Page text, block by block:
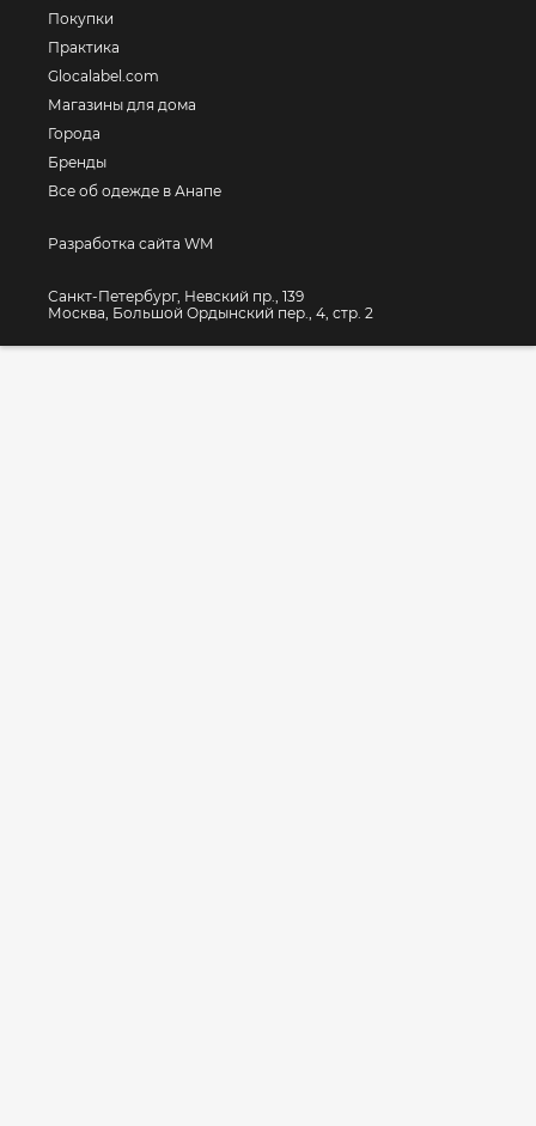
Покупки
Практика
Glocalabel.com
Магазины для дома
Города
Бренды
Все об одежде в Анапе
Разработка сайта WM
Санкт-Петербург, Невский пр., 139
Москва, Большой Ордынский пер., 4, стр. 2